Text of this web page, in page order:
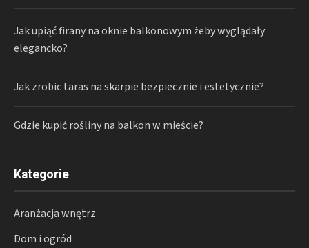
Jak upiąć firany na oknie balkonowym żeby wyglądały
elegancko?
Jak zrobic taras na skarpie bezpiecznie i estetycznie?
Gdzie kupić rośliny na balkon w mieście?
Kategorie
Aranżacja wnętrz
Dom i ogród